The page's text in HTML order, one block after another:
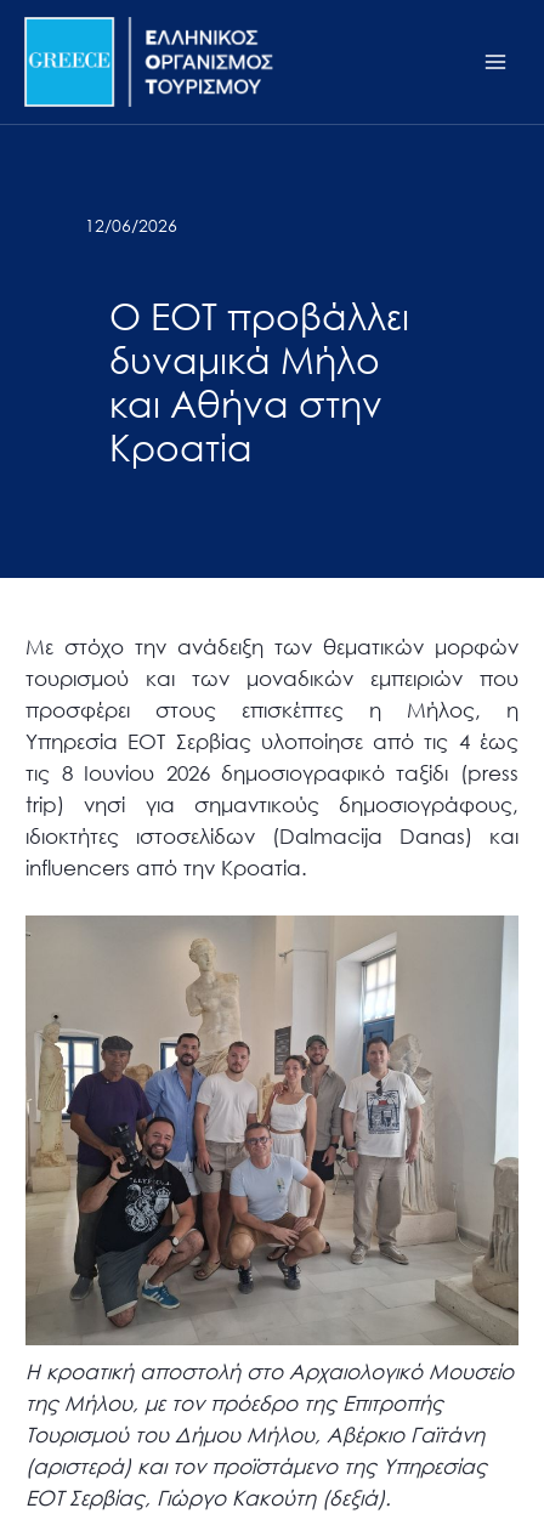
Σημείωση:
ιστότοπος
προσβασιμότητας.
Μετάβαση
περιεχόμενο
12/06/2026
Ο ΕΟΤ προβάλλει
δυναμικά Μήλο
και Αθήνα στην
Κροατία
Με στόχο την ανάδειξη των θεματικών μορφών
τουρισμού και των μοναδικών εμπειριών που
προσφέρει στους επισκέπτες η Μήλος, η
Υπηρεσία ΕΟΤ Σερβίας υλοποίησε από τις 4 έως
τις 8 Ιουνίου 2026 δημοσιογραφικό ταξίδι (press
trip) νησί για σημαντικούς δημοσιογράφους,
ιδιοκτήτες ιστοσελίδων (Dalmacija Danas) και
influencers από την Κροατία.
Η κροατική αποστολή στο Αρχαιολογικό Μουσείο
της Μήλου, με τον πρόεδρο της Επιτροπής
Τουρισμού του Δήμου Μήλου, Αβέρκιο Γαϊτάνη
(αριστερά) και τον προϊστάμενο της Υπηρεσίας
ΕΟΤ Σερβίας, Γιώργο Κακούτη (δεξιά).